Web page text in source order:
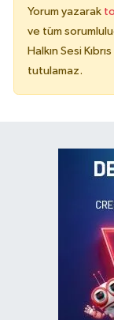
Yorum yazarak
ve tüm
Halkın Sesi
tutulamaz.